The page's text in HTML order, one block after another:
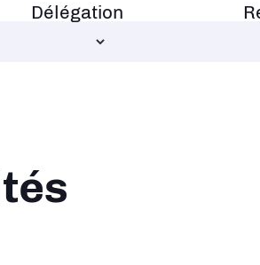
Navigation
principale
Délégation